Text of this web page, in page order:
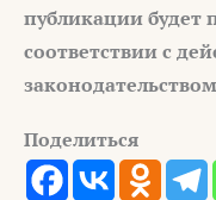
публикации будет
соответствии с
Поделиться